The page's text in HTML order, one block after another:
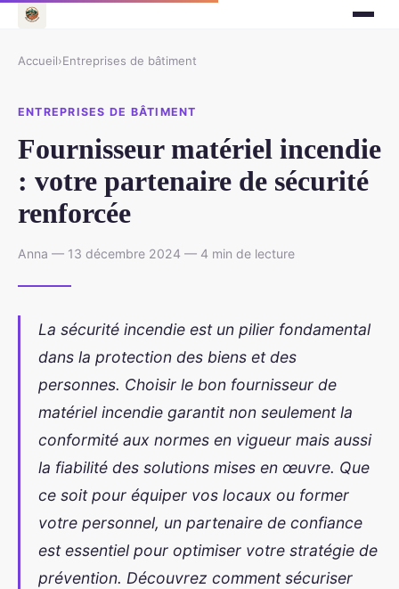
Accueil›Entreprises de bâtiment
ENTREPRISES DE BÂTIMENT
Fournisseur matériel incendie
: votre partenaire de sécurité
renforcée
Anna — 13 décembre 2024 — 4 min de lecture
La sécurité incendie est un pilier fondamental
dans la protection des biens et des
personnes. Choisir le bon fournisseur de
matériel incendie garantit non seulement la
conformité aux normes en vigueur mais aussi
la fiabilité des solutions mises en œuvre. Que
ce soit pour équiper vos locaux ou former
votre personnel, un partenaire de confiance
est essentiel pour optimiser votre stratégie de
prévention. Découvrez comment sécuriser